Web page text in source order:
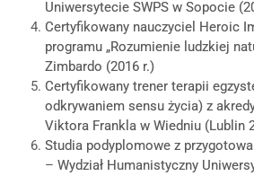
Uniwersytecie SWPS w Sopocie
Certyfikowany nauczyciel Heroic
programu „Rozumienie ludzkiej
Zimbardo (2016 r.)
Certyfikowany trener terapii
odkrywaniem sensu życia) z
Viktora Frankla w Wiedniu (Lublin
Studia podyplomowe z
– Wydział Humanistyczny